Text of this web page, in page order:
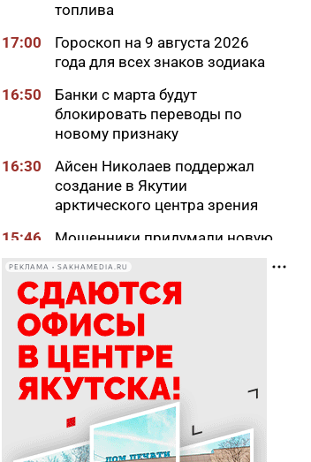
топлива
17:00
Гороскоп на 9 августа 2026
года для всех знаков зодиака
16:50
Банки с марта будут
блокировать переводы по
новому признаку
16:30
Айсен Николаев поддержал
создание в Якутии
арктического центра зрения
15:46
Мошенники придумали новую
«экстрасенсами»
15:39
Приметы на 9 августа 2026
года: как провести день
Пантелеймона
15:29
К Земле приближается
потенциально опасный
астероид
14:41
В трех районах Якутии
РЕКЛАМА • SAKHAMEDIA.RU